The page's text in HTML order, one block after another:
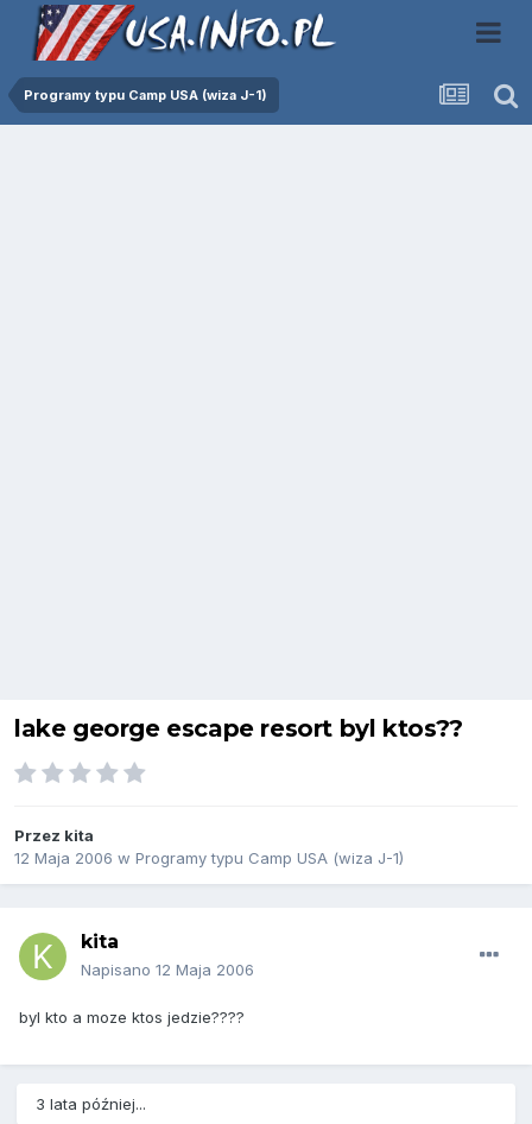
Programy typu Camp USA (wiza J-1)
lake george escape resort byl ktos??
Przez kita
12 Maja 2006 w Programy typu Camp USA (wiza J-1)
kita
Napisano 12 Maja 2006
byl kto a moze ktos jedzie????
3 lata później...